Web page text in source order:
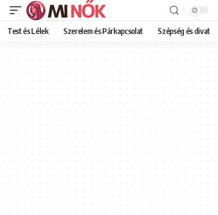
Test és Lélek Szerelem és Párkapcsolat Szépség és divat